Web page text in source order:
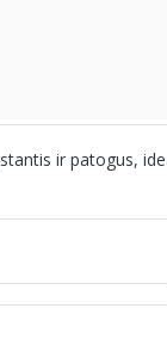
ir patogus,